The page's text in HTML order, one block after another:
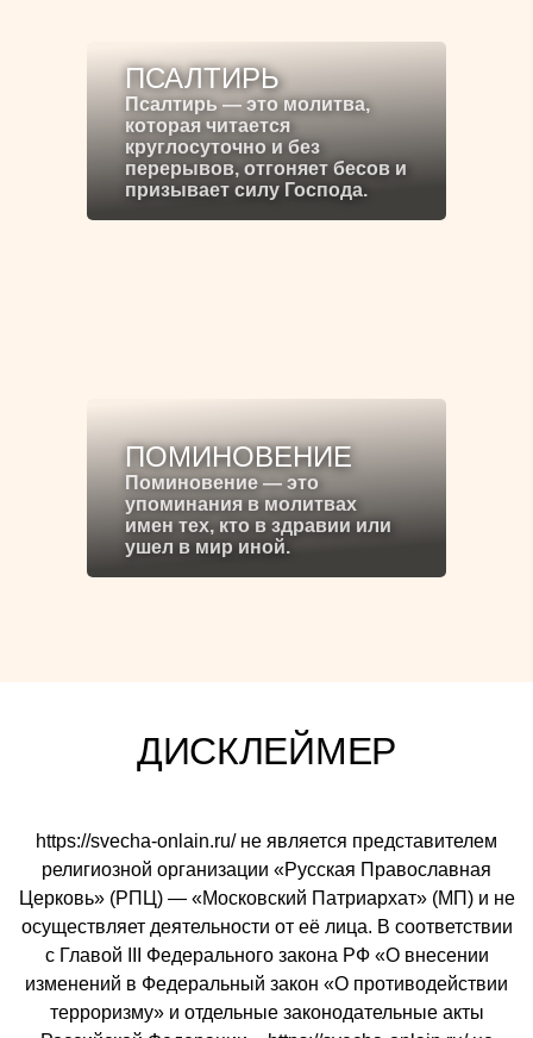
ПСАЛТИРЬ
Псалтирь — это молитва,
которая читается
круглосуточно и без
перерывов, отгоняет бесов и
призывает силу Господа.
ПОМИНОВЕНИЕ
Поминовение — это
упоминания в молитвах
имен тех, кто в здравии или
ушел в мир иной.
ДИСКЛЕЙМЕР
https://svecha-onlain.ru/ не является представителем
религиозной организации «Русская Православная
Церковь» (РПЦ) — «Московский Патриархат» (МП) и не
осуществляет деятельности от её лица. В соответствии
с Главой III Федерального закона РФ «О внесении
изменений в Федеральный закон «О противодействии
терроризму» и отдельные законодательные акты